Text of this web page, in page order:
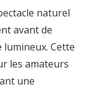
naturel
avant de
lumineux. Cette
les amateurs
une